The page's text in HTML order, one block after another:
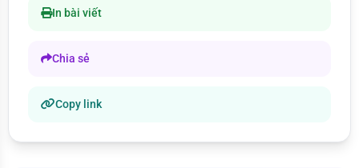
In bài viết
Chia sẻ
Copy link